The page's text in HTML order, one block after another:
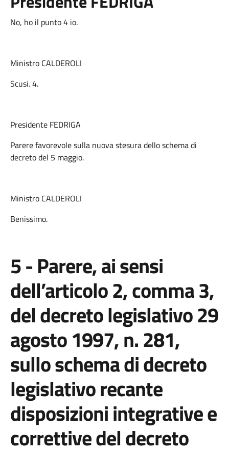
No, ho il punto 4 io.
Ministro CALDEROLI
Scusi. 4.
Presidente FEDRIGA
Parere favorevole sulla nuova stesura dello schema di
decreto del 5 maggio.
Ministro CALDEROLI
Benissimo.
5 - Parere, ai sensi
dell’articolo 2, comma 3,
del decreto legislativo 29
agosto 1997, n. 281,
sullo schema di decreto
legislativo recante
disposizioni integrative e
correttive del decreto